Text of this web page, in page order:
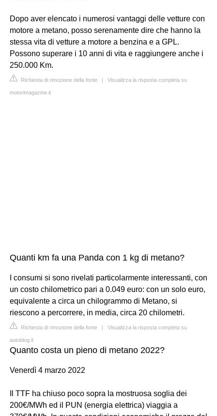
Dopo aver elencato i numerosi vantaggi delle vetture con
motore a metano, posso serenamente dire che hanno la
stessa vita di vetture a motore a benzina e a GPL.
Possono superare i 10 anni di vita e raggiungere anche i
250.000 Km.
Richiesta di rimozione della fonte | Visualizza la risposta completa su
motorimagazine.it
Quanti km fa una Panda con 1 kg di metano?
I consumi si sono rivelati particolarmente interessanti, con
un costo chilometrico pari a 0.049 euro: con un solo euro,
equivalente a circa un chilogrammo di Metano, si
riescono a percorrere, in media, circa 20 chilometri.
Richiesta di rimozione della fonte | Visualizza la risposta completa su
autoblog.it
Quanto costa un pieno di metano 2022?
Venerdì 4 marzo 2022
Il TTF ha chiuso poco sopra la mostruosa soglia dei
200€/MWh ed il PUN (energia elettrica) viaggia a